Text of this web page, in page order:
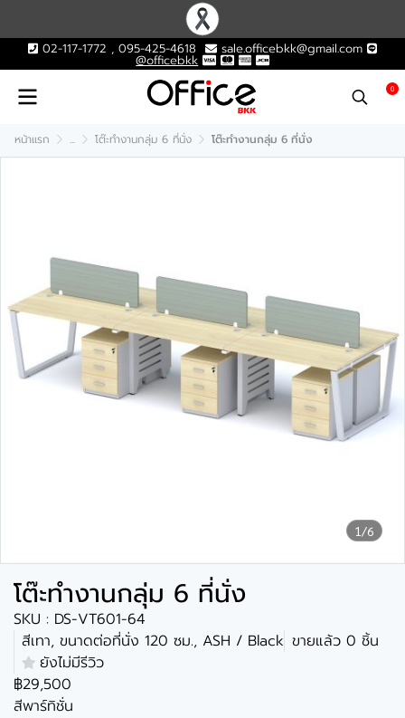
02-117-1772 , 095-425-4618 sale.officebkk@gmail.com
@officebkk
0
หน้าแรก ... โต๊ะทำงานกลุ่ม 6 ที่นั่ง โต๊ะทำงานกลุ่ม 6 ที่นั่ง
1/6
โต๊ะทำงานกลุ่ม 6 ที่นั่ง
SKU : DS-VT601-64
สีเทา, ขนาดต่อที่นั่ง 120 ซม., ASH / Black ขายแล้ว 0 ชิ้น
ยังไม่มีรีวิว
฿29,500
สีพาร์ทิชั่น